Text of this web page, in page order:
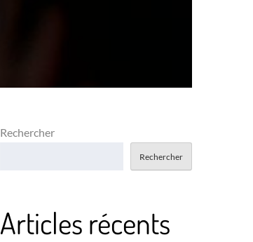
Rechercher
Rechercher
Articles récents